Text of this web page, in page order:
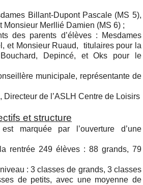
Billant-Dupont Pascale (MS 5),
Monsieur Merllié Damien (MS 6) ;
des parents d’élèves : Mesdames
et Monsieur Ruaud, titulaires pour la
Depincé, et Oks pour le
municipale, représentante de
Directeur de l’ASLH Centre de Loisirs
et structure
marquée par l’ouverture d’une
rentrée 249 élèves : 88 grands, 79
: 3 classes de grands, 3 classes
de petits, avec une moyenne de